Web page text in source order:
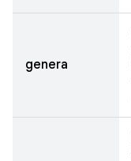
genera